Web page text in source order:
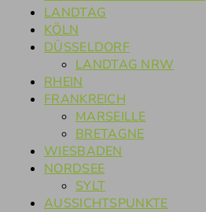
LANDTAG
KÖLN
DÜSSELDORF
LANDTAG NRW
RHEIN
FRANKREICH
MARSEILLE
BRETAGNE
WIESBADEN
NORDSEE
SYLT
AUSSICHTSPUNKTE